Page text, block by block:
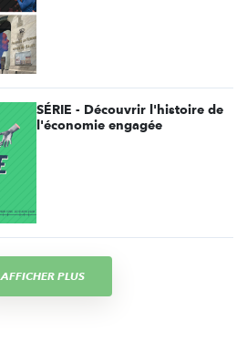
SÉRIE - Découvrir l'histoire de
l'économie engagée
AFFICHER PLUS